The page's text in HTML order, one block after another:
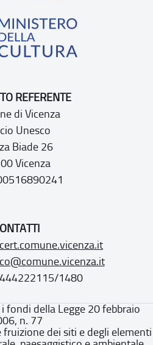
REFERENTE
di Vicenza
Unesco
Biade 26
Vicenza
1480
fondi della Legge 20 febbraio
n. 77
fruizione dei siti e degli elementi